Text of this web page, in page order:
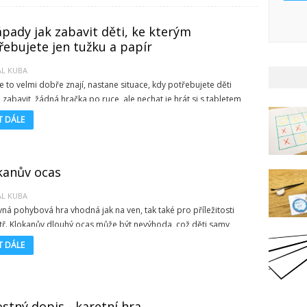
jak zabavit děti, ke kterým
jen tužku a papír
KUBA
to velmi dobře znají, nastane situace, kdy potřebujete děti
zabavit, žádná hračka po ruce, ale nechat je hrát si s tabletem
se Vám nechce. Co teď? Právě pro Vás jsme připravili
s nápady jak zaměstnat malé dobrodruhy - ke kterým
DÁLE
ocas
KUBA
pohybová hra vhodná jak na ven, tak také pro příležitosti
Klokanův dlouhý ocas může být nevýhoda, což děti samy
poznají v průběhu této akční hry.
DÁLE